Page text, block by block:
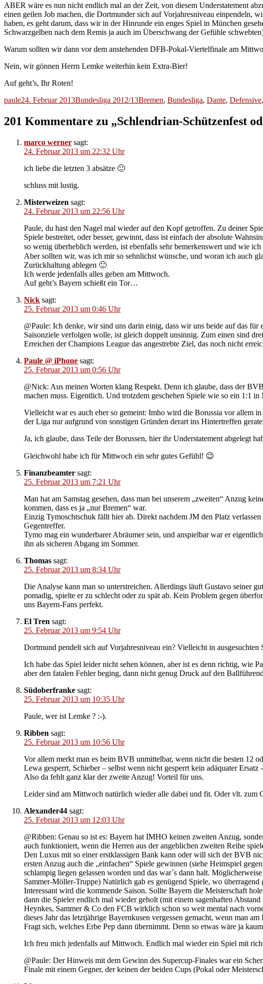
ABER wäre es nun nicht endlich mal an der Zeit, von diesem Understatement
einen geilen Job machen, die Dortmunder sich auf Vorjahresniveau einpendeln,
haben, es geht darum, dass wir in der Hinrunde ein enges Spiel in München
Schwarzgelben nach dem Remis ja auch im Überschwang der Gefühle
Warum sollten wir dann vor dem anstehenden DFB-Pokal-Viertelfinale am
Nein, wir gönnen Herrn Lemke weiterhin kein Extra-Bier!
Auf geht’s, Ihr Roten!
Autor
pauleVeröffentlicht
24. Februar 2013Kategorien
Bundesliga 2012/13Schlagwörter
Bremen, Bundesliga, Dante, Defensive,
201 Kommentare zu „Schlendrian-Schützenfest
marco werner sagt:
24. Februar 2013 um 22:32 Uhr
ich liebe die letzten 3 absätze 🙂
schluss mit lustig.
Misterweizen sagt:
24. Februar 2013 um 22:56 Uhr
Paule, du hast den Nagel mal wieder auf den Kopf getroffen. Zu deiner
Spiele bestreitet, oder besser, gewinnt, dass ist einfach der absolute
so wenig überheblich werden, ist ebenfalls sehr bemerkenswert und wie
Aber sollten wir, was ich mir so sehnlichst wünsche, und woran ich auch
Zurückhaltung ablegen 🙂
Ich werde jedenfalls alles geben am Mittwoch.
Auf geht’s Bayern schießt ein Tor…
Nick sagt:
25. Februar 2013 um 0:46 Uhr
@Paule: Ich denke, wir sind uns darin einig, dass wir uns beide auf das
Saisonziele verfolgen wolle, ist gleich doppelt unsinnig. Zum einen sind
Erreichen der Champions League das angestrebte Ziel, das noch nicht
Paule @ iPhone sagt:
25. Februar 2013 um 0:56 Uhr
@Nick: Aus meinen Worten klang Respekt. Denn ich glaube, dass der
machen muss. Eigentlich. Und trotzdem geschehen Spiele wie so ein 1:1 in
Vielleicht war es auch eher so gemeint: Imho wird die Borussia vor allem
der Liga nur aufgrund von sonstigen Gründen derart ins Hintertreffen
Ja, ich glaube, dass Teile der Borussen, hier ihr Understatement abgelegt
Gleichwohl habe ich für Mittwoch ein sehr gutes Gefühl! 😉
Finanzbeamter sagt:
25. Februar 2013 um 7:21 Uhr
Man hat am Samstag gesehen, dass man bei unserem „zweiten“ Anzug
kommen, dass es ja „nur Bremen“ war.
Einzig Tymoschtschuk fällt hier ab. Direkt nachdem JM den Platz
Gegentreffer.
Tymo mag ein wunderbarer Abräumer sein, und anspielbar war er
ihn als sicheren Abgang im Sommer.
Thomas sagt:
25. Februar 2013 um 8:34 Uhr
Die Analyse kann man so unterstreichen. Allerdings läuft Gustavo seiner
pomadig, spielte er zu schlecht oder zu spät ab. Kein Problem gegen
uns Bayern-Fans perfekt.
El Tren sagt:
25. Februar 2013 um 9:54 Uhr
Dortmund pendelt sich auf Vorjahresniveau ein? Vielleicht in
Ich habe das Spiel leider nicht sehen können, aber ist es denn richtig, wie
aber den fatalen Fehler beging, dann nicht genug Druck auf den
Südoberfranke sagt:
25. Februar 2013 um 10:35 Uhr
Paule, wer ist Lemke ? :-).
Ribben sagt:
25. Februar 2013 um 10:56 Uhr
Vor allem merkt man es beim BVB unmittelbar, wenn nicht die besten 12
Lewa gesperrt, Schieber – selbst wenn nicht gesperrt kein adäquater
Also da fehlt ganz klar der zweite Anzug! Vorteil für uns.
Leider sind am Mittwoch natürlich wieder alle dabei und fit. Oder vlt.
Alexander44 sagt:
25. Februar 2013 um 12:03 Uhr
@Ribben: Genau so ist es: Bayern hat IMHO keinen zweiten Anzug,
auch funktioniert, wenn die Herren aus der angeblichen zweiten Reihe
Den Luxus mit so einer erstklassigen Bank kann oder will sich der BVB
ersten Anzug auch die „einfachen“ Spiele gewinnen (siehe Heimspiel
schlampig liegen gelassen worden und das war´s dann halt.
Sammer-Möller-Truppe) Natürlich gab es genügend Spiele, wo
Interessant wird die kommende Saison. Sollte Bayern die Meisterschaft
dann die Spieler endlich mal wieder geholt (mit einem sagenhaften
Heynkes, Sammer & Co den FCB wirklich schon so weit mental nach
dieses Jahr das letztjährige Bayernkusen vergessen gemacht, wenn man
Fragt sich, welches Erbe Pep dann übernimmt. Denn so etwas wäre ja
Ich freu mich jedenfalls auf Mittwoch. Endlich mal wieder ein Spiel mit
@Paule: Der Hinweis mit dem Gewinn des Supercup-Finales war ein
Finale mit einem Gegner, der keinen der beiden Cups (Pokal oder